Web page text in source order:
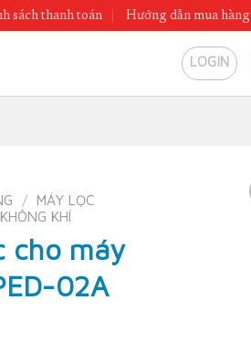
sách thanh toán Hướng dẫn mua hàng
LOGIN
/
MÁY LỌC
KHÍ
cho máy
02A